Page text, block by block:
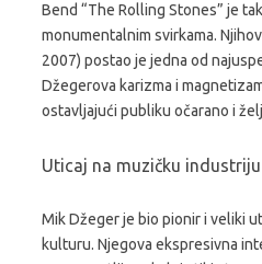
Bend “The Rolling Stones” je
monumentalnim svirkama.
2007) postao je jedna od
Džegerova karizma i
ostavljajući publiku očarano i
Uticaj na muzičku
Mik Džeger je bio pionir i veliki
kulturu. Njegova ekspresivna